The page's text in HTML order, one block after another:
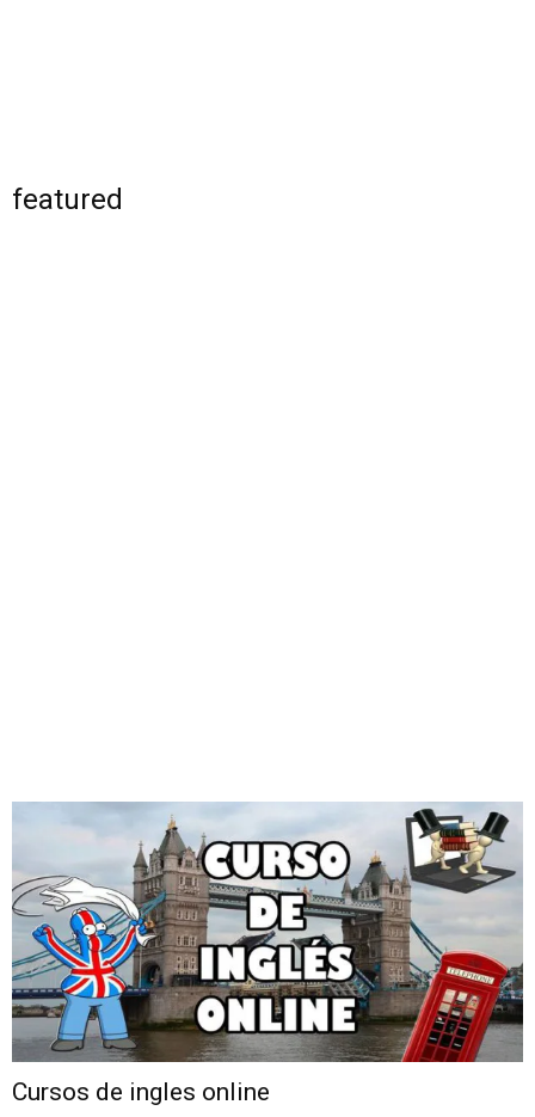
featured
Cursos de ingles online